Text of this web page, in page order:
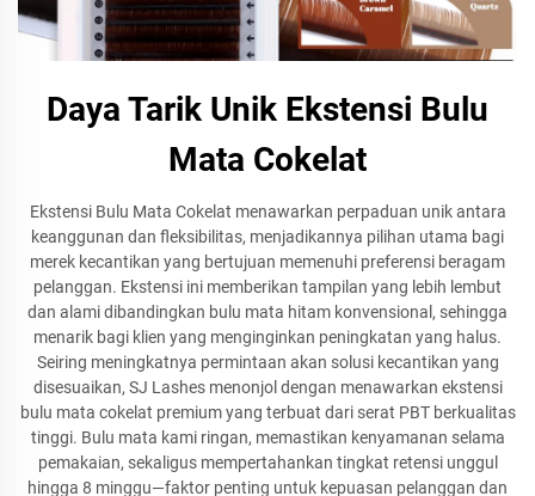
Daya Tarik Unik Ekstensi Bulu
Mata Cokelat
Ekstensi Bulu Mata Cokelat menawarkan perpaduan unik antara
keanggunan dan fleksibilitas, menjadikannya pilihan utama bagi
merek kecantikan yang bertujuan memenuhi preferensi beragam
pelanggan. Ekstensi ini memberikan tampilan yang lebih lembut
dan alami dibandingkan bulu mata hitam konvensional, sehingga
menarik bagi klien yang menginginkan peningkatan yang halus.
Seiring meningkatnya permintaan akan solusi kecantikan yang
disesuaikan, SJ Lashes menonjol dengan menawarkan ekstensi
bulu mata cokelat premium yang terbuat dari serat PBT berkualitas
tinggi. Bulu mata kami ringan, memastikan kenyamanan selama
pemakaian, sekaligus mempertahankan tingkat retensi unggul
hingga 8 minggu—faktor penting untuk kepuasan pelanggan dan